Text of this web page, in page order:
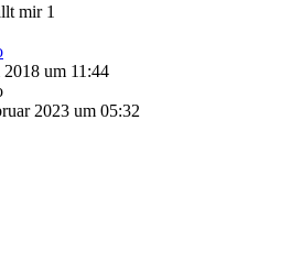
1
2018 um 11:44
2023 um 05:32